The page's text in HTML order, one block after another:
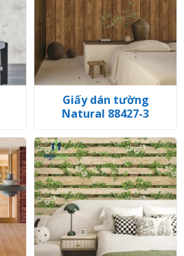
Giấy dán tường
Natural 88427-3